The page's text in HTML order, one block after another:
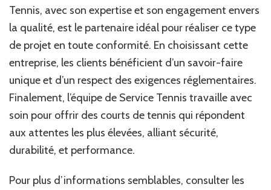
Tennis, avec son expertise et son engagement envers
la qualité, est le partenaire idéal pour réaliser ce type
de projet en toute conformité. En choisissant cette
entreprise, les clients bénéficient d’un savoir-faire
unique et d’un respect des exigences réglementaires.
Finalement, l’équipe de Service Tennis travaille avec
soin pour offrir des courts de tennis qui répondent
aux attentes les plus élevées, alliant sécurité,
durabilité, et performance.
Pour plus d’informations semblables, consulter les